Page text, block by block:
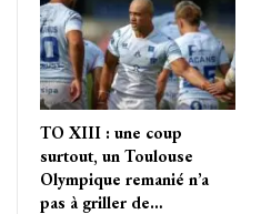
TO XIII : une coup
surtout, un Toulouse
Olympique remanié n’a
pas à griller de…